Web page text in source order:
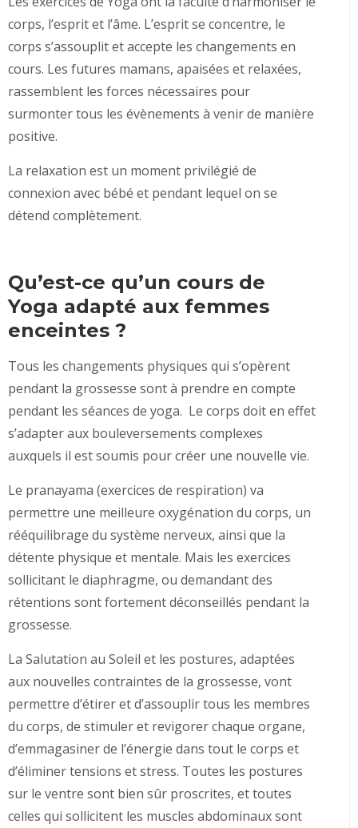
corps, l’esprit et l’âme. L’esprit se concentre, le
corps s’assouplit et accepte les changements en
cours. Les futures mamans, apaisées et relaxées,
rassemblent les forces nécessaires pour
surmonter tous les évènements à venir de manière
positive.
La relaxation est un moment privilégié de
connexion avec bébé et pendant lequel on se
détend complètement.
Qu’est-ce qu’un cours de
Yoga adapté aux femmes
enceintes ?
Tous les changements physiques qui s’opèrent
pendant la grossesse sont à prendre en compte
pendant les séances de yoga. Le corps doit en effet
s’adapter aux bouleversements complexes
auxquels il est soumis pour créer une nouvelle vie.
Le pranayama (exercices de respiration) va
permettre une meilleure oxygénation du corps, un
rééquilibrage du système nerveux, ainsi que la
détente physique et mentale. Mais les exercices
sollicitant le diaphragme, ou demandant des
rétentions sont fortement déconseillés pendant la
grossesse.
La Salutation au Soleil et les postures, adaptées
aux nouvelles contraintes de la grossesse, vont
permettre d’étirer et d’assouplir tous les membres
du corps, de stimuler et revigorer chaque organe,
d’emmagasiner de l’énergie dans tout le corps et
d’éliminer tensions et stress. Toutes les postures
sur le ventre sont bien sûr proscrites, et toutes
celles qui sollicitent les muscles abdominaux sont